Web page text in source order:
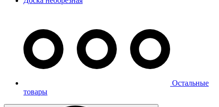
Остальные
товары